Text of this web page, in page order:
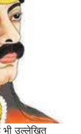
भी उल्लेखित